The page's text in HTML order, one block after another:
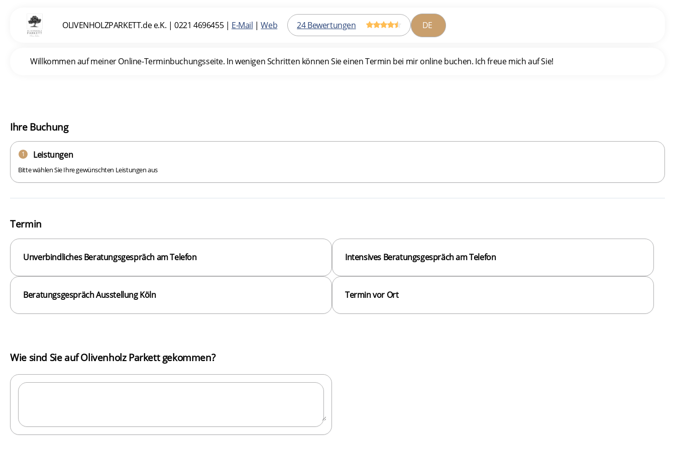
OLIVENHOLZPARKETT.de e.K. | 0221 4696455| E-Mail |Web 24 Bewertungen
Willkommen auf meiner Online-Terminbuchungsseite. In wenigen Schritten können Sie einen Termin bei mir online buchen. Ich freue mich auf Sie!
Termin
Unverbindliches Beratungsgespräch am Telefon Intensives Beratungsgespräch am Telefon
Beratungsgespräch Ausstellung Köln Termin vor Ort
Wie sind Sie auf Olivenholz Parkett gekommen?
Ihre Buchung
1 Leistungen
Bitte wählen Sie Ihre gewünschten Leistungen aus